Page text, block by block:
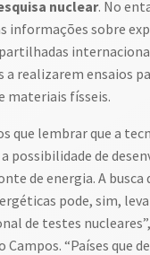
nuclear. No
informações sobre
a realizarem ensaios
materiais físseis.
que lembrar que a
possibilidade de
de energia. A busca
pode, sim,
de testes
Campos. “Países que